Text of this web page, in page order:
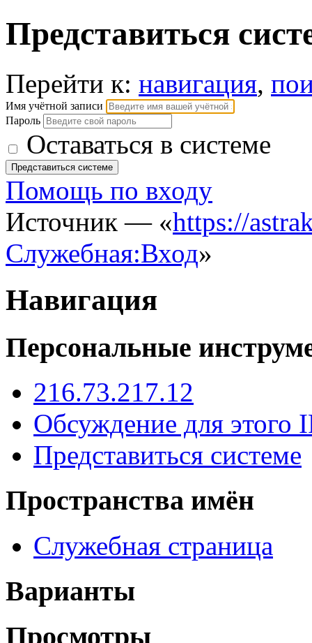
Представиться
Перейти к: навигация,
Имя учётной записи
Пароль
Оставаться в системе
Помощь по входу
Источник — «https://
Служебная:Вход»
Навигация
Персональные
216.73.217.12
Обсуждение для этого
Представиться системе
Пространства имён
Служебная страница
Варианты
Просмотры